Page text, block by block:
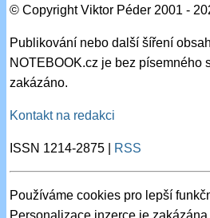
© Copyright Viktor Péder 2001 -
Publikování nebo další šíření
NOTEBOOK.cz je bez písemného
zakázáno.
Kontakt na redakci
ISSN 1214-2875 | RSS
Používáme cookies pro lepší